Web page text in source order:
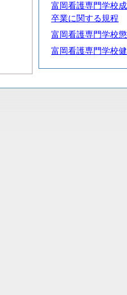
富岡看護専門学校
卒業に関する規程
富岡看護専門学校
富岡看護専門学校